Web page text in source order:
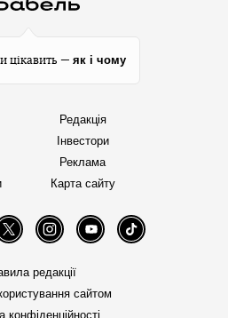
цікавить — як і чому
Редакція
Інвестори
Реклама
Карта сайту
Twitter InstagramYouTube TikTok
редакції
сайтом
конфіденційності